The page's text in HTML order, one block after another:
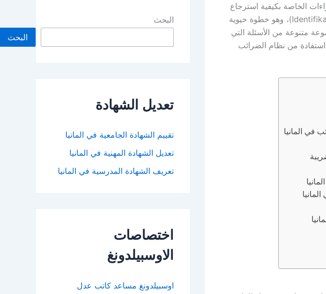
الخاصة بكيفية استرجاع
الضرائب في المانيا. سنستعرض كيف يمكنك العثور على رقمك الضريبي (Identifikationsnummer)، وهو خطوة حيوية
متنوعة من الأسئلة التي
من نظام الضرائب
في المانيا
البحث
البحث
تعديل الشهادة
تقييم الشهادة الجامعية في المانيا
تعديل الشهادة المهنية في المانيا
تعريف الشهادة المدرسية في المانيا
اختصاصات
الاوسبيلدونغ
اوسبيلدونغ مساعد كاتب عدل